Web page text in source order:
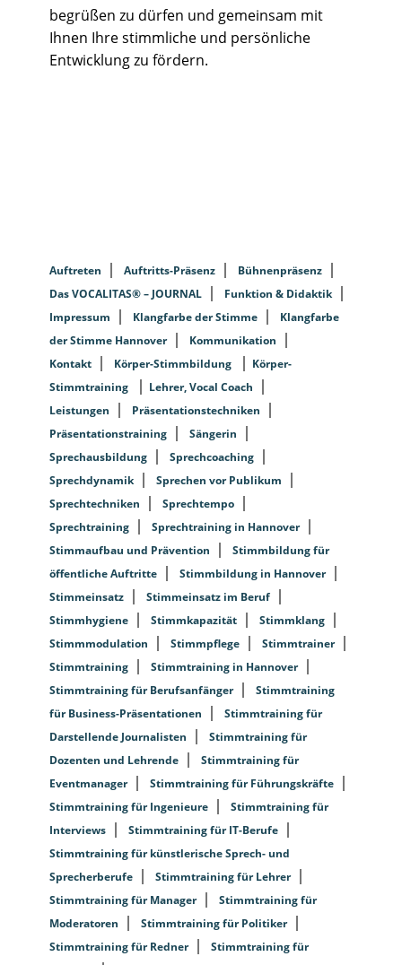
begrüßen zu dürfen und gemeinsam mit
Ihnen Ihre stimmliche und persönliche
Entwicklung zu fördern.
Auftreten Auftritts-Präsenz
Bühnenpräsenz
Das VOCALITAS® – JOURNAL
Funktion & Didaktik
Impressum
Klangfarbe der Stimme
Klangfarbe
der Stimme Hannover
Kommunikation
Kontakt
Körper-Stimmbildung
Körper-
Stimmtraining
Lehrer, Vocal Coach
Leistungen
Präsentationstechniken
Präsentationstraining
Sängerin
Sprechausbildung
Sprechcoaching
Sprechdynamik
Sprechen vor Publikum
Sprechtechniken
Sprechtempo
Sprechtraining
Sprechtraining in Hannover
Stimmaufbau und Prävention
Stimmbildung für
öffentliche Auftritte
Stimmbildung in Hannover
Stimmeinsatz
Stimmeinsatz im Beruf
Stimmhygiene
Stimmkapazität
Stimmklang
Stimmmodulation
Stimmpflege
Stimmtrainer
Stimmtraining
Stimmtraining in Hannover
Stimmtraining für Berufsanfänger
Stimmtraining
für Business-Präsentationen
Stimmtraining für
Darstellende Journalisten
Stimmtraining für
Dozenten und Lehrende
Stimmtraining für
Eventmanager
Stimmtraining für Führungskräfte
Stimmtraining für Ingenieure
Stimmtraining für
Interviews
Stimmtraining für IT-Berufe
Stimmtraining für künstlerische Sprech- und
Sprecherberufe
Stimmtraining für Lehrer
Stimmtraining für Manager
Stimmtraining für
Moderatoren
Stimmtraining für Politiker
Stimmtraining für Redner
Stimmtraining für